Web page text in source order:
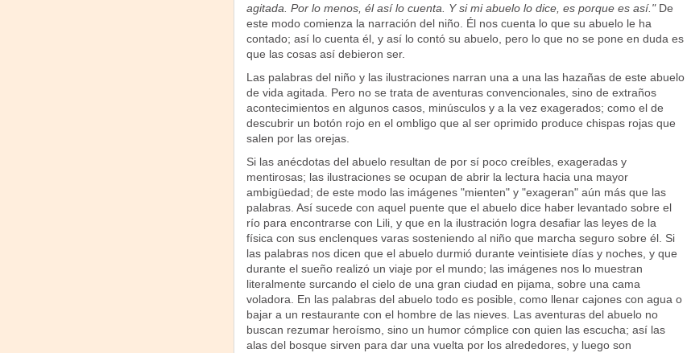
agitada. Por lo menos, él así lo cuenta. Y si mi abuelo lo dice, es porque es así."De
este modo comienza la narración del niño. Él nos cuenta lo que su abuelo le ha
contado; así lo cuenta él, y así lo contó su abuelo, pero lo que no se pone en duda es
que las cosas así debieron ser.
Las palabras del niño y las ilustraciones narran una a una las hazañas de este abuelo
de vida agitada. Pero no se trata de aventuras convencionales, sino de extraños
acontecimientos en algunos casos, minúsculos y a la vez exagerados; como el de
descubrir un botón rojo en el ombligo que al ser oprimido produce chispas rojas que
salen por las orejas.
Si las anécdotas del abuelo resultan de por sí poco creíbles, exageradas y
mentirosas; las ilustraciones se ocupan de abrir la lectura hacia una mayor
ambigüedad; de este modo las imágenes "mienten" y "exageran" aún más que las
palabras. Así sucede con aquel puente que el abuelo dice haber levantado sobre el
río para encontrarse con Lili, y que en la ilustración logra desafiar las leyes de la
física con sus enclenques varas sosteniendo al niño que marcha seguro sobre él. Si
las palabras nos dicen que el abuelo durmió durante veintisiete días y noches, y que
durante el sueño realizó un viaje por el mundo; las imágenes nos lo muestran
literalmente surcando el cielo de una gran ciudad en pijama, sobre una cama
voladora. En las palabras del abuelo todo es posible, como llenar cajones con agua o
bajar a un restaurante con el hombre de las nieves. Las aventuras del abuelo no
buscan rezumar heroísmo, sino un humor cómplice con quien las escucha; así las
alas del bosque sirven para dar una vuelta por los alrededores, y luego son